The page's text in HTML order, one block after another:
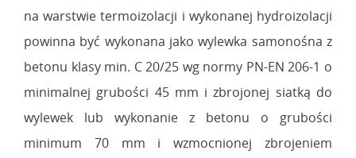
na warstwie termoizolacji i wykonanej hydroizolacji
powinna być wykonana jako wylewka samonośna z
betonu klasy min. C 20/25 wg normy PN-EN 206-1 o
minimalnej grubości 45 mm i zbrojonej siatką do
wylewek lub wykonanie z betonu o grubości
minimum 70 mm i wzmocnionej zbrojeniem